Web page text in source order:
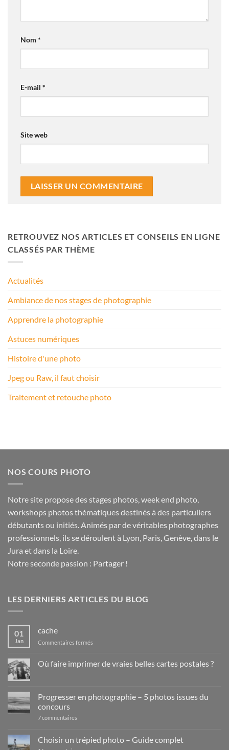
Nom *
E-mail *
Site web
RETROUVEZ NOS ARTICLES ET CONSEILS EN LIGNE
CLASSÉS PAR THÈME
Actualités
Ambiance de nos stages de photographie
Apprendre la photographie
Astuces numériques
Histoire d'une photo
Jpeg ou Raw, il faut choisir
Traitement et retouche photo
NOS COURS PHOTO
Notre site propose des stages photos, week end photo,
workshops photos thématiques destinés à des particuliers
débutants ou initiés. Animés par de véritables photographes
professionnels, ils se déroulent à Lyon, Paris, Genève, dans le
Jura et dans la Loire.
Notre seconde passion : Partager !
LES DERNIERS ARTICLES DU BLOG
01
Jan
cache
Commentaires fermés
Où faire imprimer de vraies belles cartes postales ?
Où
faire
imprimer
vraies
postales
Progresser en photographie – 5 photos issues du
concours
7 commentaires
photographie
–
Choisir un trépied photo – Guide complet